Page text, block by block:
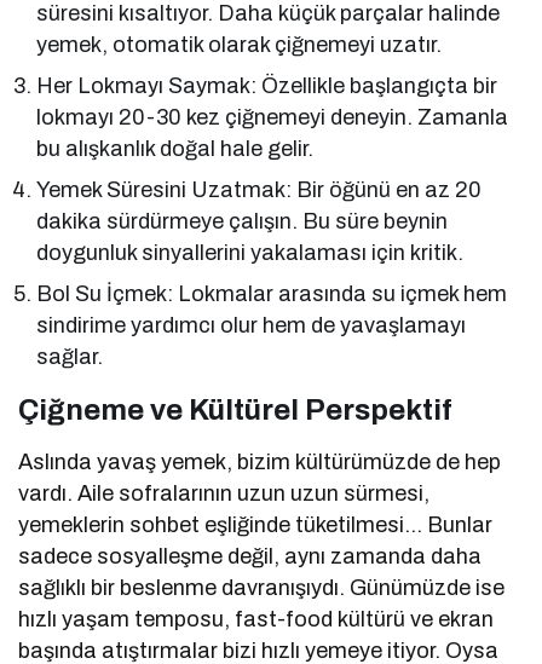
süresini kısaltıyor. Daha küçük parçalar halinde
yemek, otomatik olarak çiğnemeyi uzatır.
Her Lokmayı Saymak: Özellikle başlangıçta bir
lokmayı 20-30 kez çiğnemeyi deneyin. Zamanla
bu alışkanlık doğal hale gelir.
Yemek Süresini Uzatmak: Bir öğünü en az 20
dakika sürdürmeye çalışın. Bu süre beynin
doygunluk sinyallerini yakalaması için kritik.
Bol Su İçmek: Lokmalar arasında su içmek hem
sindirime yardımcı olur hem de yavaşlamayı
sağlar.
Çiğneme ve Kültürel Perspektif
Aslında yavaş yemek, bizim kültürümüzde de hep
vardı. Aile sofralarının uzun uzun sürmesi,
yemeklerin sohbet eşliğinde tüketilmesi… Bunlar
sadece sosyalleşme değil, aynı zamanda daha
sağlıklı bir beslenme davranışıydı. Günümüzde ise
hızlı yaşam temposu, fast-food kültürü ve ekran
başında atıştırmalar bizi hızlı yemeye itiyor. Oysa